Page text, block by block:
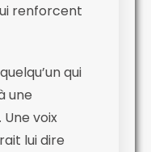
renforcent
qui
une
voix
lui dire